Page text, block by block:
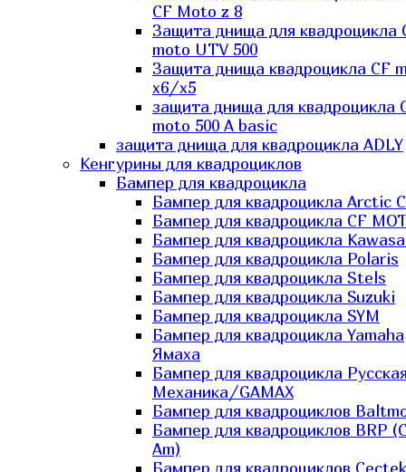
CF Moto z 8
Защита днища для квадроцикла
moto UTV 500
Защита днища квадроцикла СF
x6/x5
защита днища для квадроцикла
moto 500 A basic
защита днища для квадроцикла ADLY
Кенгурины для квадроциклов
Бампер для квадроцикла
Бампер для квадроцикла Arctic
Бампер для квадроцикла CF
Бампер для квадроцикла
Бампер для квадроцикла Polaris
Бампер для квадроцикла Stels
Бампер для квадроцикла Suzuki
Бампер для квадроцикла SYM
Бампер для квадроцикла Yamaha
Ямаха
Бампер для квадроцикла
Механика/GAMAX
Бампер для квадроциклов
Бампер для квадроциклов BRP
Am)
Бампер для квадроциклов Cectek